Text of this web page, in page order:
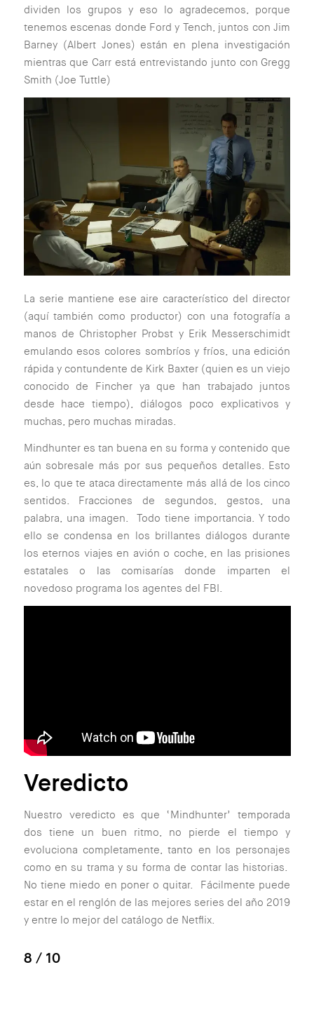
dividen los grupos y eso lo agradecemos, porque
tenemos escenas donde Ford y Tench, juntos con Jim
Barney (Albert Jones) están en plena investigación
mientras que Carr está entrevistando junto con Gregg
Smith (Joe Tuttle)
La serie mantiene ese aire característico del director
(aquí también como productor) con una fotografía a
manos de Christopher Probst y Erik Messerschimidt
emulando esos colores sombríos y fríos, una edición
rápida y contundente de Kirk Baxter (quien es un viejo
conocido de Fincher ya que han trabajado juntos
desde hace tiempo), diálogos poco explicativos y
muchas, pero muchas miradas.
Mindhunter es tan buena en su forma y contenido que
aún sobresale más por sus pequeños detalles. Esto
es, lo que te ataca directamente más allá de los cinco
sentidos. Fracciones de segundos, gestos, una
palabra, una imagen. Todo tiene importancia. Y todo
ello se condensa en los brillantes diálogos durante
los eternos viajes en avión o coche, en las prisiones
estatales o las comisarías donde imparten el
novedoso programa los agentes del FBI.
Veredicto
Nuestro veredicto es que ‘Mindhunter’ temporada
dos tiene un buen ritmo, no pierde el tiempo y
evoluciona completamente, tanto en los personajes
como en su trama y su forma de contar las historias.
No tiene miedo en poner o quitar. Fácilmente puede
estar en el renglón de las mejores series del año 2019
y entre lo mejor del catálogo de Netflix.
8 / 10